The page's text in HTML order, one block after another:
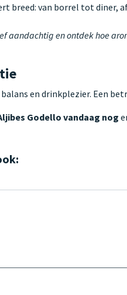
breed: van borrel tot diner,
aandachtig en ontdek hoe
en drinkplezier. Een
Godello vandaag nog